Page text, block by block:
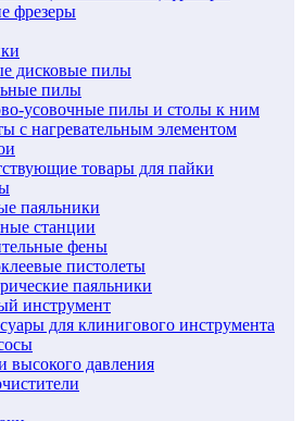
фрезеры
дисковые пилы
пилы
усовочные пилы и столы к ним
с нагревательным элементом
товары для пайки
паяльники
станции
фены
пистолеты
паяльники
инструмент
для клинигового инструмента
высокого давления